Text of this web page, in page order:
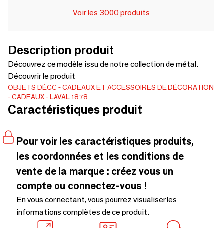
Voir les 3000 produits
Description produit
Découvrez ce modèle issu de notre collection de métal.
Découvrir le produit
OBJETS DÉCO
CADEAUX ET ACCESSOIRES DE DÉCORATION
CADEAUX
LAVAL 1878
Caractéristiques produit
Pour voir les caractéristiques produits,
les coordonnées et les conditions de
vente de la marque : créez vous un
compte ou connectez-vous !
En vous connectant, vous pourrez visualiser les
informations complètes de ce produit.